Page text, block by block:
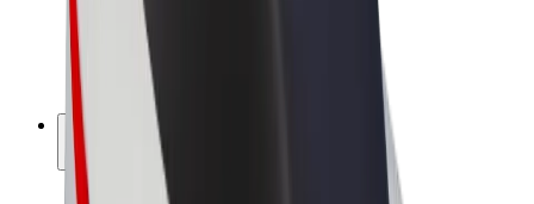
Bolt for Business
Elcykler
Bolt Plus
Tjen penge med Bolt
Chauffører